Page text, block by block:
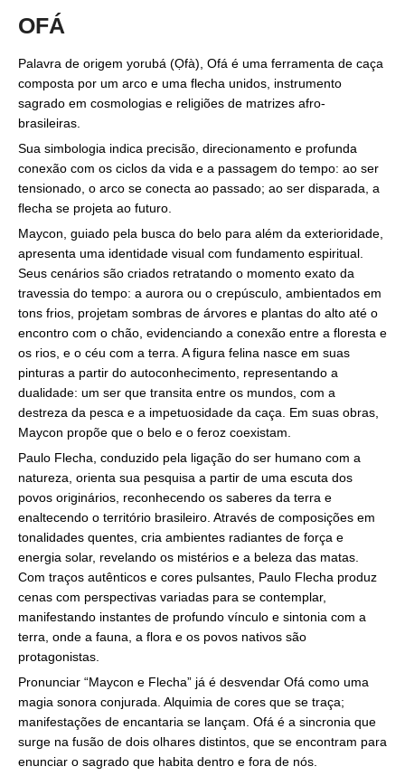
OFÁ
Palavra de origem yorubá (Ọfà), Ofá é uma ferramenta de caça
composta por um arco e uma flecha unidos, instrumento
sagrado em cosmologias e religiões de matrizes afro-
brasileiras.
Sua simbologia indica precisão, direcionamento e profunda
conexão com os ciclos da vida e a passagem do tempo: ao ser
tensionado, o arco se conecta ao passado; ao ser disparada, a
flecha se projeta ao futuro.
Maycon, guiado pela busca do belo para além da exterioridade,
apresenta uma identidade visual com fundamento espiritual.
Seus cenários são criados retratando o momento exato da
travessia do tempo: a aurora ou o crepúsculo, ambientados em
tons frios, projetam sombras de árvores e plantas do alto até o
encontro com o chão, evidenciando a conexão entre a floresta e
os rios, e o céu com a terra. A figura felina nasce em suas
pinturas a partir do autoconhecimento, representando a
dualidade: um ser que transita entre os mundos, com a
destreza da pesca e a impetuosidade da caça. Em suas obras,
Maycon propõe que o belo e o feroz coexistam.
Paulo Flecha, conduzido pela ligação do ser humano com a
natureza, orienta sua pesquisa a partir de uma escuta dos
povos originários, reconhecendo os saberes da terra e
enaltecendo o território brasileiro. Através de composições em
tonalidades quentes, cria ambientes radiantes de força e
energia solar, revelando os mistérios e a beleza das matas.
Com traços autênticos e cores pulsantes, Paulo Flecha produz
cenas com perspectivas variadas para se contemplar,
manifestando instantes de profundo vínculo e sintonia com a
terra, onde a fauna, a flora e os povos nativos são
protagonistas.
Pronunciar “Maycon e Flecha” já é desvendar Ofá como uma
magia sonora conjurada. Alquimia de cores que se traça;
manifestações de encantaria se lançam. Ofá é a sincronia que
surge na fusão de dois olhares distintos, que se encontram para
enunciar o sagrado que habita dentro e fora de nós.